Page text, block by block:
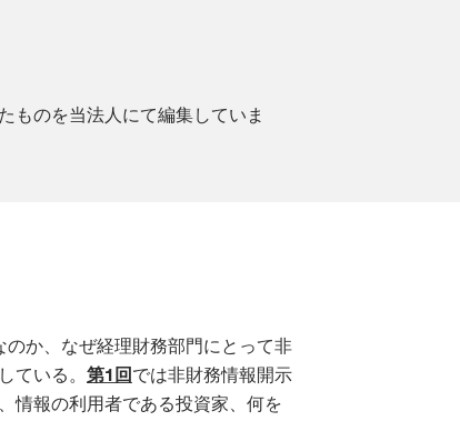
ものを当法人にて編集していま
か、なぜ経理財務部門にとって非
ている。 第1回 では非財務情報開示
情報の利用者である投資家、何を